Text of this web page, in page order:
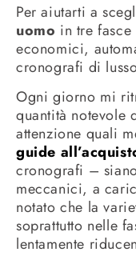
Per aiutarti a
uomo in tre
economici,
cronografi di
Ogni giorno mi
quantità notevole
attenzione quali
guide
cronografi –
meccanici, a
notato che la
soprattutto nelle
lentamente